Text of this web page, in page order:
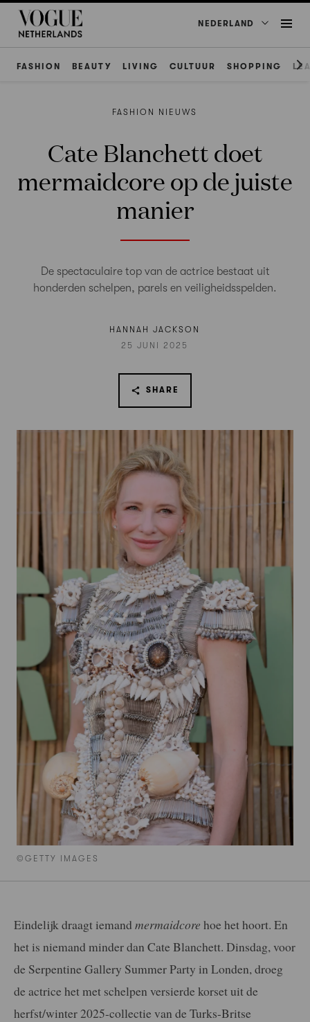
NEDERLAND
FASHION BEAUTY LIVING CULTUUR SHOPPING
©GETTY IMAGES
FASHION NIEUWS
Cate Blanchett doet
mermaidcore op de juiste
manier
De spectaculaire top van de actrice bestaat uit
honderden schelpen, parels en veiligheidsspelden.
HANNAH JACKSON
25 JUNI 2025
SHARE
Eindelijk draagt iemand mermaidcore hoe het hoort. En
het is niemand minder dan Cate Blanchett. Dinsdag, voor
de Serpentine Gallery Summer Party in Londen, droeg
de actrice het met schelpen versierde korset uit de
herfst/winter 2025-collectie van de Turks-Britse